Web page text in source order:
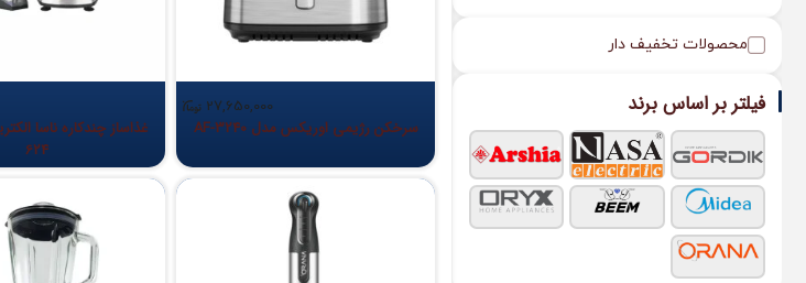
محصولات تخفیف دار
فیلتر بر اساس برند 27,650,000
سرخکن رژیمی اوریکس مدل AF-3240
624